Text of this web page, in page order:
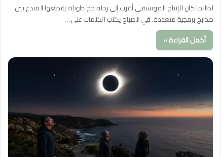
لطالما كان الإنتاج الموسيقي أقرب إلى رحلة حج طويلة يقطعها المبدع بين
مذابح برمجية متعددة. في الصباح يكتب الكلمات على…
أكمل القراءة »